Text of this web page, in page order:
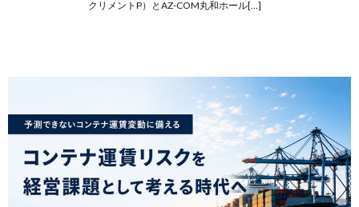
クリメントP）とAZ-COM丸和ホール[…]